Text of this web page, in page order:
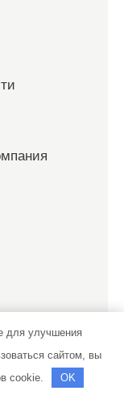
для улучшения
сайтом, вы
cookie.
OK